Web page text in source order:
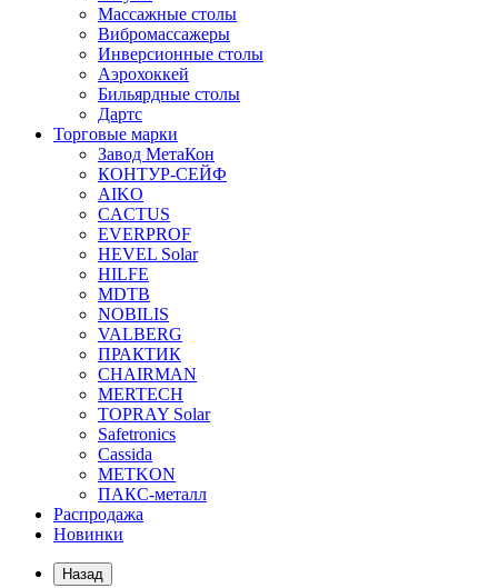
Массажные столы
Вибромассажеры
Инверсионные столы
Аэрохоккей
Бильярдные столы
Дартс
Торговые марки
Завод МетаКон
КОНТУР-СЕЙФ
AIKO
CACTUS
EVERPROF
HEVEL Solar
HILFE
MDTB
NOBILIS
VALBERG
ПРАКТИК
CHAIRMAN
MERTECH
TOPRAY Solar
Safetronics
Cassida
METKON
ПАКС-металл
Распродажа
Новинки
Назад